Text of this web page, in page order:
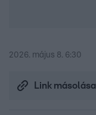
2026. május 8. 6:30
Link másolása